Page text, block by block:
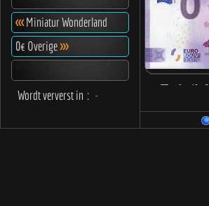
<<<Miniatur Wonderland
0€ Overige>>>
Wordt ververst in : -